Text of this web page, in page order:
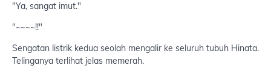
"Ya, sangat imut."
"~~~~!!"
Sengatan listrik kedua seolah mengalir ke seluruh tubuh Hinata.
Telinganya terlihat jelas memerah.